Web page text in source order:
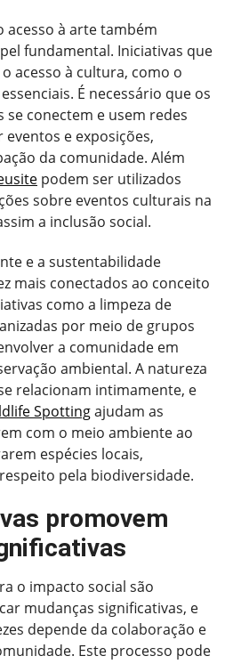
acesso à arte também
fundamental. Iniciativas que
acesso à cultura, como o
É necessário que os
conectem e usem redes
e exposições,
da comunidade. Além
podem ser utilizados
sobre eventos culturais na
a inclusão social.
e a sustentabilidade
mais conectados ao conceito
como a limpeza de
por meio de grupos
a comunidade em
ambiental. A natureza
relacionam intimamente, e
Spottingajudam as
com o meio ambiente ao
espécies locais,
pela biodiversidade.
promovem
o impacto social são
mudanças significativas, e
depende da colaboração e
Este processo pode